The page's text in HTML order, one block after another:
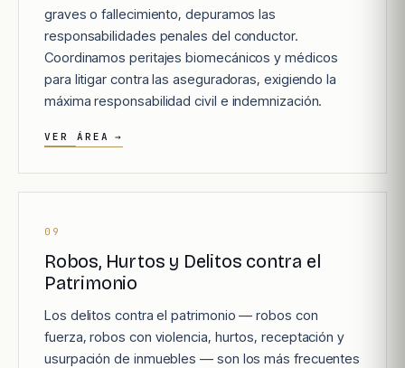
graves o fallecimiento, depuramos las
responsabilidades penales del conductor.
Coordinamos peritajes biomecánicos y médicos
para litigar contra las aseguradoras, exigiendo la
máxima responsabilidad civil e indemnización.
VER ÁREA →
09
Robos, Hurtos y Delitos contra el
Patrimonio
Los delitos contra el patrimonio — robos con
fuerza, robos con violencia, hurtos, receptación y
usurpación de inmuebles — son los más frecuentes